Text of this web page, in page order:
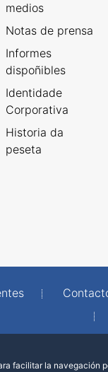
medios
Notas de prensa
Informes
dispoñibles
Identidade
Corporativa
Historia da
peseta
facilitar la navegación